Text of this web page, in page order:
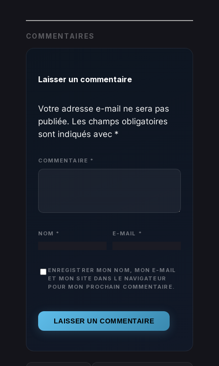
COMMENTAIRES
Laisser un commentaire
Votre adresse e-mail ne sera pas
publiée. Les champs obligatoires
sont indiqués avec *
COMMENTAIRE *
NOM * E-MAIL *
ENREGISTRER MON NOM, MON E-MAIL
ET MON SITE DANS LE NAVIGATEUR
POUR MON PROCHAIN COMMENTAIRE.